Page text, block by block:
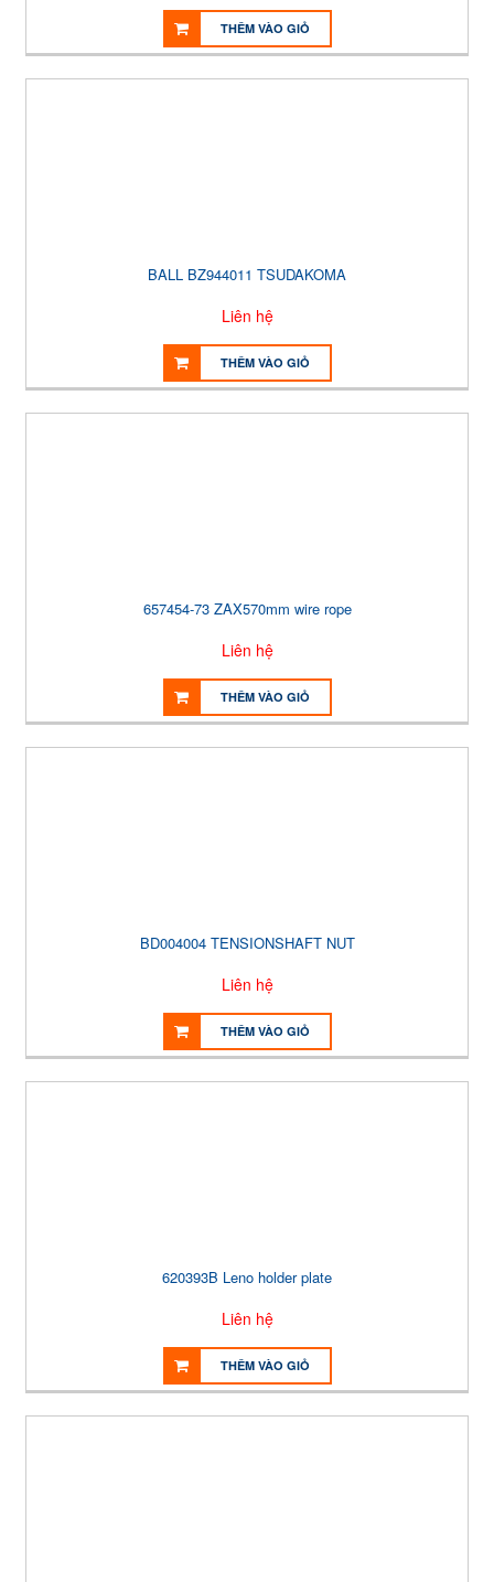
THÊM VÀO GIỎ
BALL BZ944011 TSUDAKOMA
Liên hệ
THÊM VÀO GIỎ
657454-73 ZAX570mm wire rope
Liên hệ
THÊM VÀO GIỎ
BD004004 TENSIONSHAFT NUT
Liên hệ
THÊM VÀO GIỎ
620393B Leno holder plate
Liên hệ
THÊM VÀO GIỎ